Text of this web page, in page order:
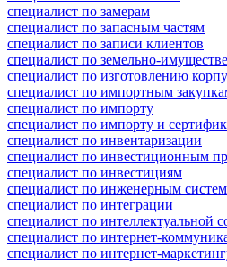
специалист по замерам
специалист по запасным частям
специалист по записи клиентов
специалист по земельно-
специалист по изготовлению
специалист по импортным
специалист по импорту
специалист по импорту и
специалист по инвентаризации
специалист по инвестиционным
специалист по инвестициям
специалист по инженерным
специалист по интеграции
специалист по интеллектуальной
специалист по интернет-
специалист по интернет-